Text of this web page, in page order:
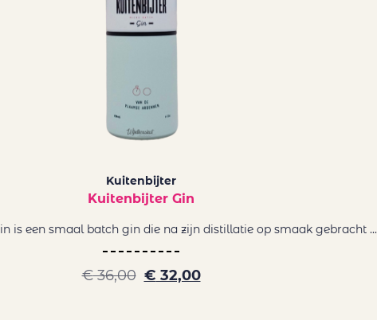
Kuitenbijter
Kuitenbijter Gin
is een smaal batch gin die na zijn distillatie op smaak gebracht ...
€36,00 € 32,00